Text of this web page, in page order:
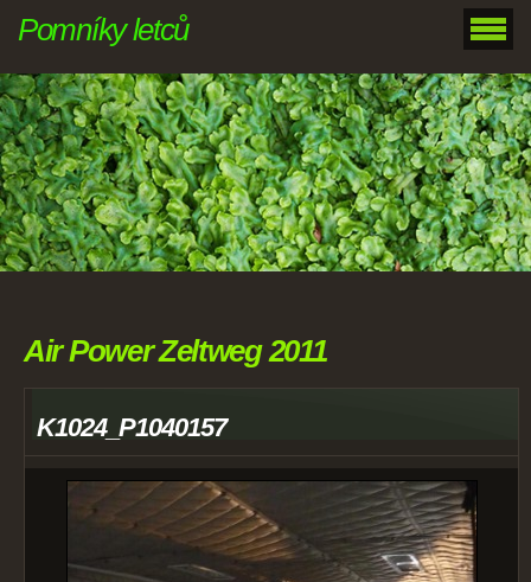
Pomníky letců
Air Power Zeltweg 2011
K1024_P1040157